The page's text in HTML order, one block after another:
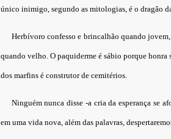
único inimigo, segundo as mitologias, é o dragão
Herbívoro confesso e brincalhão quando
quando velho. O paquiderme é sábio porque honra
dos marfins é construtor de cemitérios.
Ninguém nunca disse -a cria da esperança se
em uma vida nova, além das palavras,